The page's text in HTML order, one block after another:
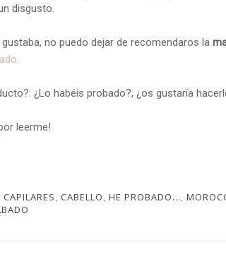
disgusto.
no puedo dejar de recomendaros la
¿Lo habéis probado?, ¿os gustaría
leerme!
CAPILARES, CABELLO, HE PROBADO...,